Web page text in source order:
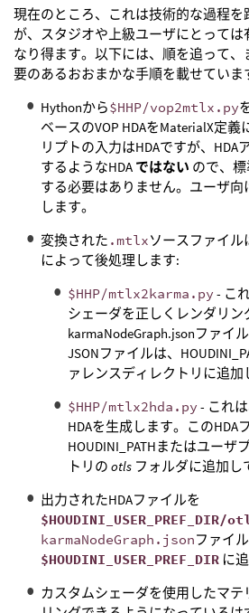
現在のところ、これは技術的な過程を
が、スタジオや上級ユーザにとって
なり得ます。以下には、順を追って
要のあるおおまかな手順を載せていま
Hythonから$HHP/vop2mtlx.py
ベースのVOP HDAをMaterialX定
リプトの入力はHDAですが、HDA
するようなHDA ではない ので、
する必要はありません。ユーザ向
します。
変換された .mtlxソースファイ
によって後処理します:
$HHP/mtlx2karma.py - こ
シェーダを正しくレンダリン
karmaNodeGraph.jsonファイ
JSONファイルは、
ァレンスディレクトリに追加
$HHP/mtlx2hda.py - これ
HDAを生成します。このHDA
HOUDINI_PATHまたはユーザ
トリの otls フォルダに追加し
出力されたHDAファイルを
$HOUDINI_USER_PREF_DIR/
karmaNodeGraph.jsonファイ
$HOUDINI_USER_PREF_DIR に
カスタムシェーダを使用したマ